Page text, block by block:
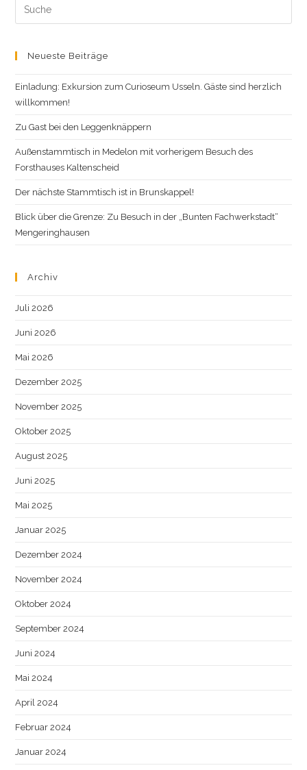
Search
this
Neueste Beiträge
Einladung: Exkursion zum Curioseum Usseln. Gäste sind herzlich
willkommen!
Zu Gast bei den Leggenknäppern
Außenstammtisch in Medelon mit vorherigem Besuch des
Forsthauses Kaltenscheid
Der nächste Stammtisch ist in Brunskappel!
Blick über die Grenze: Zu Besuch in der „Bunten Fachwerkstadt“
Mengeringhausen
Archiv
Juli 2026
Juni 2026
Mai 2026
Dezember 2025
November 2025
Oktober 2025
August 2025
Juni 2025
Mai 2025
Januar 2025
Dezember 2024
November 2024
Oktober 2024
September 2024
Juni 2024
Mai 2024
April 2024
Februar 2024
Januar 2024